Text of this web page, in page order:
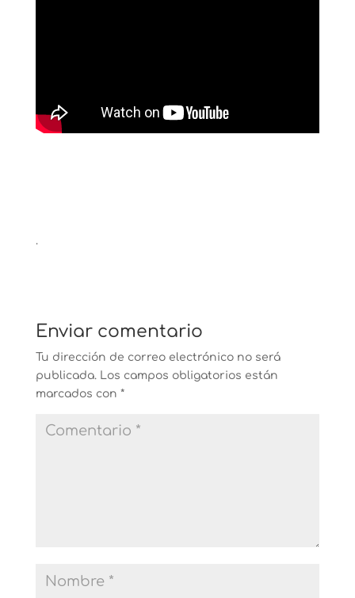
.
Enviar comentario
Tu dirección de correo electrónico no será
publicada. Los campos obligatorios están
marcados con *